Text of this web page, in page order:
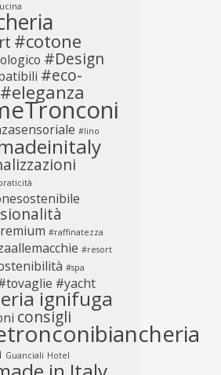
#cotone
#Design
#eco-
#eleganza
#lino
#raffinatezza
#resort
#spa
#yacht
ignifuga
consigli
Guanciali Hotel